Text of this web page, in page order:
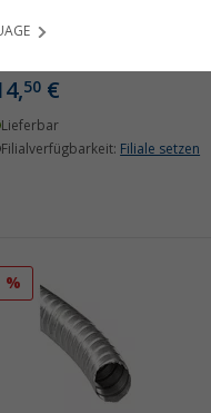
50€
Lieferbar
Filialverfügbarkeit: Filiale setzen
%